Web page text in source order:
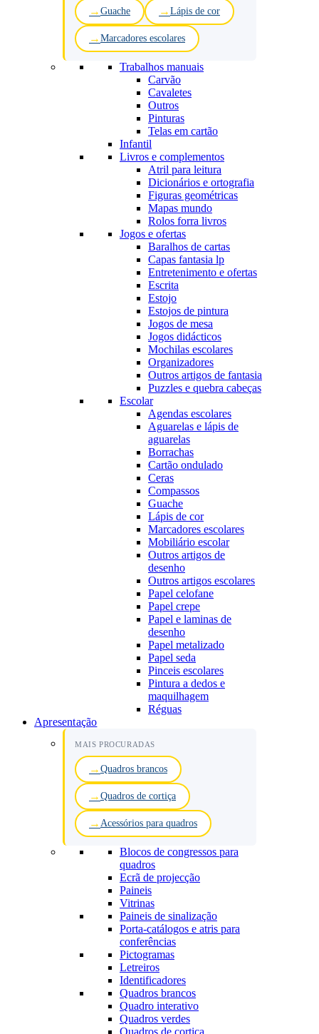
Guache Lápis de cor
Marcadores escolares
Trabalhos manuais
Carvão
Cavaletes
Outros
Pinturas
Telas em cartão
Infantil
Livros e complementos
Atril para leitura
Dicionários e ortografia
Figuras geométricas
Mapas mundo
Rolos forra livros
Jogos e ofertas
Baralhos de cartas
Capas fantasia lp
Entretenimento e ofertas
Escrita
Estojo
Estojos de pintura
Jogos de mesa
Jogos didácticos
Mochilas escolares
Organizadores
Outros artigos de fantasia
Puzzles e quebra cabeças
Escolar
Agendas escolares
Aguarelas e lápis de
aguarelas
Borrachas
Cartão ondulado
Ceras
Compassos
Guache
Lápis de cor
Marcadores escolares
Mobiliário escolar
Outros artigos de
desenho
Outros artigos escolares
Papel celofane
Papel crepe
Papel e laminas de
desenho
Papel metalizado
Papel seda
Pinceis escolares
Pintura a dedos e
maquilhagem
Réguas
Apresentação
MAIS PROCURADAS
Quadros brancos
Quadros de cortiça
Acessórios para quadros
Blocos de congressos para
quadros
Ecrã de projecção
Paineis
Vitrinas
Paineis de sinalização
Porta-catálogos e atris para
conferências
Pictogramas
Letreiros
Identificadores
Quadros brancos
Quadro interativo
Quadros verdes
Quadros de cortiça